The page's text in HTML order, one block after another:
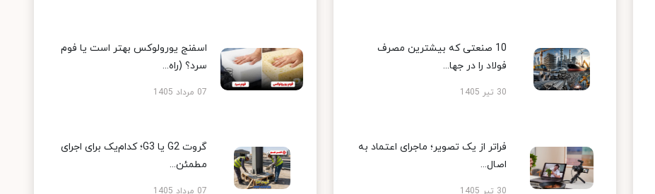
10 صنعتی که بیشترین مصرف
فولاد را در جها...
30 تیر 1405
فراتر از یک تصویر؛ ماجرای اعتماد به
اصال...
30 تیر 1405
اسفنج یورولوکس بهتر است یا فوم
سرد؟ (راه...
07 مرداد 1405
گروت G2 یا G3؛ کدام‌یک برای اجرای
مطمئن...
07 مرداد 1405